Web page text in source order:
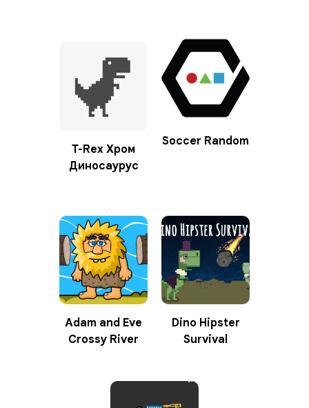
T-Rex Хром
Диносаурус
Soccer Random
Adam and Eve
Crossy River
Dino Hipster
Survival